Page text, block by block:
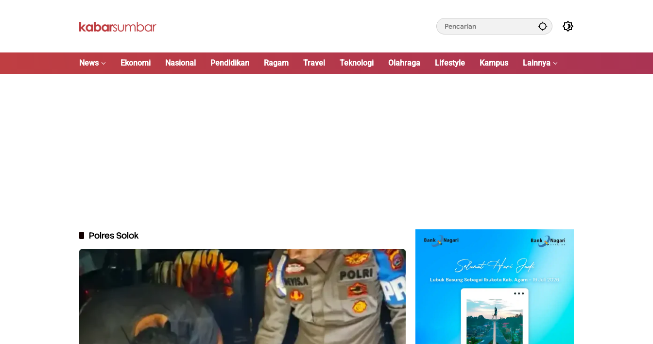
News Ekonomi Nasional Pendidikan Ragam Travel Teknologi Olahraga Lifestyle Kampus Lainnya
Polres Solok